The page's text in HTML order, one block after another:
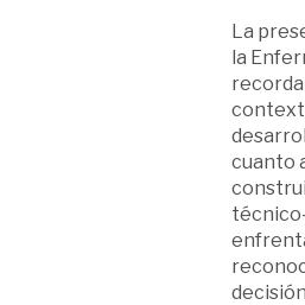
La
la
cuanto